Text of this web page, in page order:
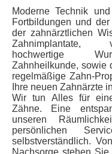
Moderne Technik
Fortbildungen und
der zahnärztlichen
Zahnimplantate,
hochwertige
Zahnheilkunde, sowie
regelmäßige Zahn-
Ihre neuen Zahnärzte
Wir tun Alles für
Zähne. Eine
unseren
persönlichen
selbstverständlich.